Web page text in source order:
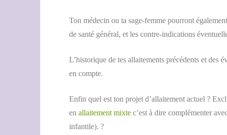
Ton médecin ou ta sage-femme pourront
de santé général, et les contre-indications
L’historique de tes allaitements précédents et des
en compte.
Enfin quel est ton projet d’allaitement actuel ?
en allaitement mixtec’est à dire complémenter
infantile). ?